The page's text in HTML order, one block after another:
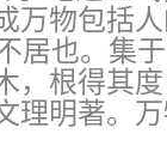
万物包括
居也。集
，根得其
理明著。